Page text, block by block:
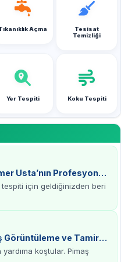
Açma
Tesisat
Temizliği
Yer Tespiti Koku Tespiti
Usta’nın Profesyonel
tespiti için geldiğinizden beri
Görüntüleme ve Tamirat
koştular. Pimaş